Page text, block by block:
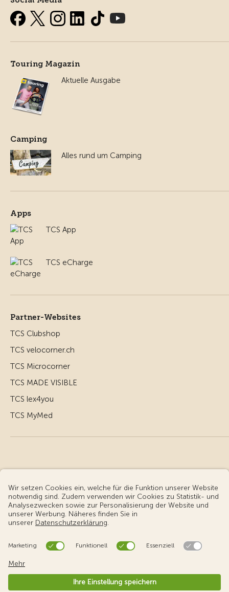
Touring Magazin
Aktuelle Ausgabe
Camping
Alles rund um Camping
Apps
TCS App
TCS eCharge
Partner-Websites
TCS Clubshop
TCS velocorner.ch
TCS Microcorner
TCS MADE VISIBLE
TCS lex4you
TCS MyMed
© Touring Club Schweiz
Benutzungsbedingungen - rechtliche Informationen
Cookie-Einstellungen